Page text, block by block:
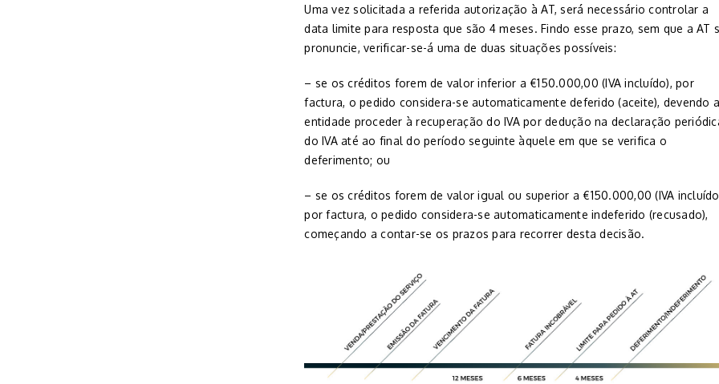
Uma vez solicitada a referida autorização à AT, será necessário controlar a
data limite para resposta que são 4 meses. Findo esse prazo, sem que a AT
pronuncie, verificar-se-á uma de duas situações possíveis:
– se os créditos forem de valor inferior a €150.000,00 (IVA incluído), por
factura, o pedido considera-se automaticamente deferido (aceite), devendo a
entidade proceder à recuperação do IVA por dedução na declaração
do IVA até ao final do período seguinte àquele em que se verifica o
deferimento; ou
– se os créditos forem de valor igual ou superior a €150.000,00 (IVA
por factura, o pedido considera-se automaticamente indeferido (recusado),
começando a contar-se os prazos para recorrer desta decisão.